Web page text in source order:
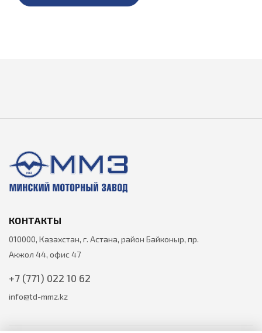
КОНТАКТЫ
010000, Казахстан, г. Астана, район Байконыр, пр.
Акжол 44, офис 47
+7 (771) 022 10 62
info@td-mmz.kz